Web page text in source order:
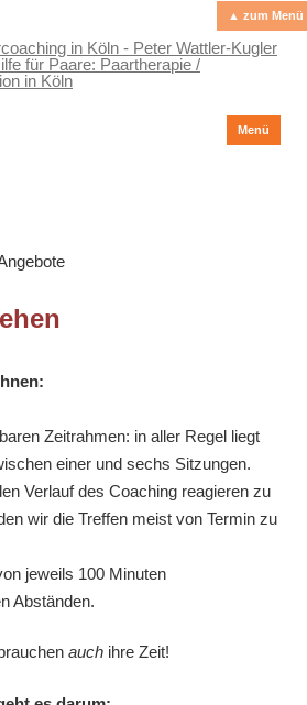
in Köln
Kolleginnen – Hilfe für Paare: Paartherapie /
/ Mediation in Köln
Menü
▲ zum Menü
Zeitrahmen: in aller Regel liegt
einer und sechs Sitzungen.
Verlauf des Coaching reagieren zu
wir die Treffen meist von Termin zu
jeweils 100 Minuten
Abständen.
auch ihre Zeit!